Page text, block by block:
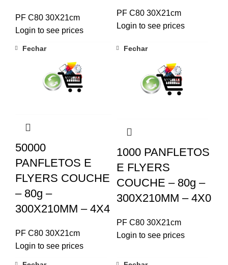
PF C80 30X21cm
Login to see prices
PF C80 30X21cm
Login to see prices
Fechar
50000
PANFLETOS E
FLYERS COUCHE
– 80g –
300X210MM – 4X4
PF C80 30X21cm
Login to see prices
Fechar
1000 PANFLETOS
E FLYERS
COUCHE – 80g –
300X210MM – 4X0
PF C80 30X21cm
Login to see prices